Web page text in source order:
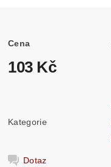
Cena
103 Kč
Kategorie
Dotaz